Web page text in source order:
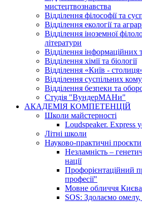
мистецтвознавства
Відділення філософії та
Відділення екології та
Відділення іноземної
літератури
Відділення інформаційних
Відділення хімії та біології
Відділення «Київ -
Відділення суспільних
Відділення безпеки та
Студія "ВундерМАНи"
АКАДЕМІЯ КОМПЕТЕНЦІЙ
Школи майстерності
Loudspeaker. Express
Літні школи
Науково-практичні проєкти
Незламність –
нації
Профорієнтаційний
професії"
Мовне обличчя Києва
SOS: Здолаємо омелу,